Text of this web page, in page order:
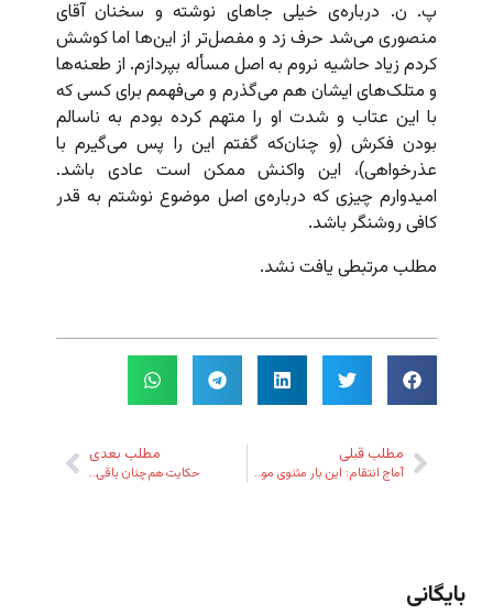
پ. ن. درباره‌ی خیلی جاهای نوشته و سخنان آقای
منصوری می‌شد حرف زد و مفصل‌تر از این‌ها اما کوشش
کردم زیاد حاشیه نروم به اصل مسأله بپردازم. از طعنه‌ها
و متلک‌های ایشان هم می‌گذرم و می‌فهمم برای کسی که
با این عتاب و شدت او را متهم کرده بودم به ناسالم
بودن فکرش (و چنان‌که گفتم این را پس می‌گیرم با
عذرخواهی)، این واکنش ممکن است عادی باشد.
امیدوارم چیزی که درباره‌ی اصل موضوع نوشتم به قدر
کافی روشنگر باشد.
مطلب مرتبطی یافت نشد.
مطلب قبلی
آماج انتقام: این بار مثنوی مولانا
مطلب بعدی
حکایت هم‌‌‌چنان باقی…
بایگانی